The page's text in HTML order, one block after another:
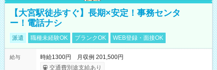
【大宮駅徒歩すぐ】長期×安定！事務センタ
ー！電話ナシ
派遣 職種未経験OK ブランクOK WEB登録・面接OK
給与
時給1300円 月収例 201,500円
交通費別途支給あり